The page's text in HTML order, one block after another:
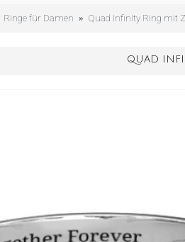
Ringe für Damen Quad Infinity Ring mit
QUAD